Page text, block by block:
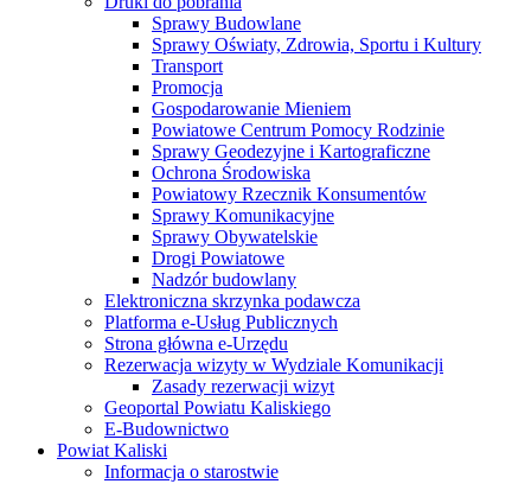
Sprawy Budowlane
Sprawy Oświaty, Zdrowia, Sportu i Kultury
Transport
Promocja
Gospodarowanie Mieniem
Powiatowe Centrum Pomocy Rodzinie
Sprawy Geodezyjne i Kartograficzne
Ochrona Środowiska
Powiatowy Rzecznik Konsumentów
Sprawy Komunikacyjne
Sprawy Obywatelskie
Drogi Powiatowe
Nadzór budowlany
Elektroniczna skrzynka podawcza
Platforma e-Usług Publicznych
Strona główna e-Urzędu
Rezerwacja wizyty w Wydziale Komunikacji
Zasady rezerwacji wizyt
Geoportal Powiatu Kaliskiego
E-Budownictwo
Powiat Kaliski
Informacja o starostwie